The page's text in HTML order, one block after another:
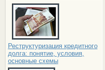
Реструктуризация кредитного
долга: понятие, условия,
основные схемы